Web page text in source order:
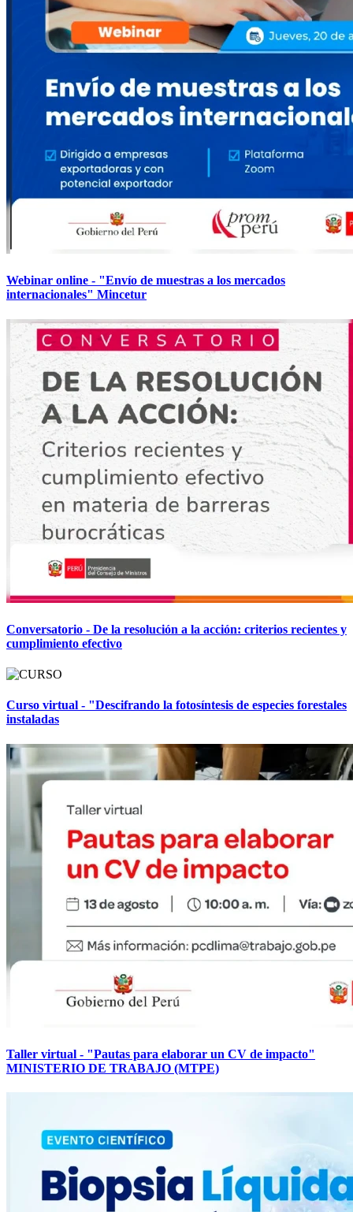
Webinar online - "Envío de muestras a los mercados
internacionales" Mincetur
Conversatorio - De la resolución a la acción: criterios recientes y
cumplimiento efectivo
Curso virtual - "Descifrando la fotosíntesis de especies forestales
instaladas
Taller virtual - "Pautas para elaborar un CV de impacto"
MINISTERIO DE TRABAJO (MTPE)